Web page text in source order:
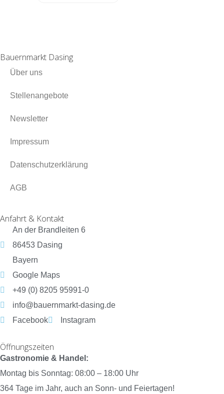
Bauernmarkt Dasing
Über uns
Stellenangebote
Newsletter
Impressum
Datenschutzerklärung
AGB
Anfahrt & Kontakt
An der Brandleiten 6
86453 Dasing
Bayern
Google Maps
+49 (0) 8205 95991-0
info@bauernmarkt-dasing.de
Facebook
Instagram
Öffnungszeiten
Gastronomie & Handel:
Montag bis Sonntag: 08:00 – 18:00 Uhr
364 Tage im Jahr, auch an Sonn- und Feiertagen!